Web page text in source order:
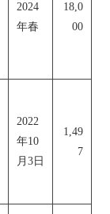
2024
年春
18,0
00
2022
年10
月3日
1,49
7